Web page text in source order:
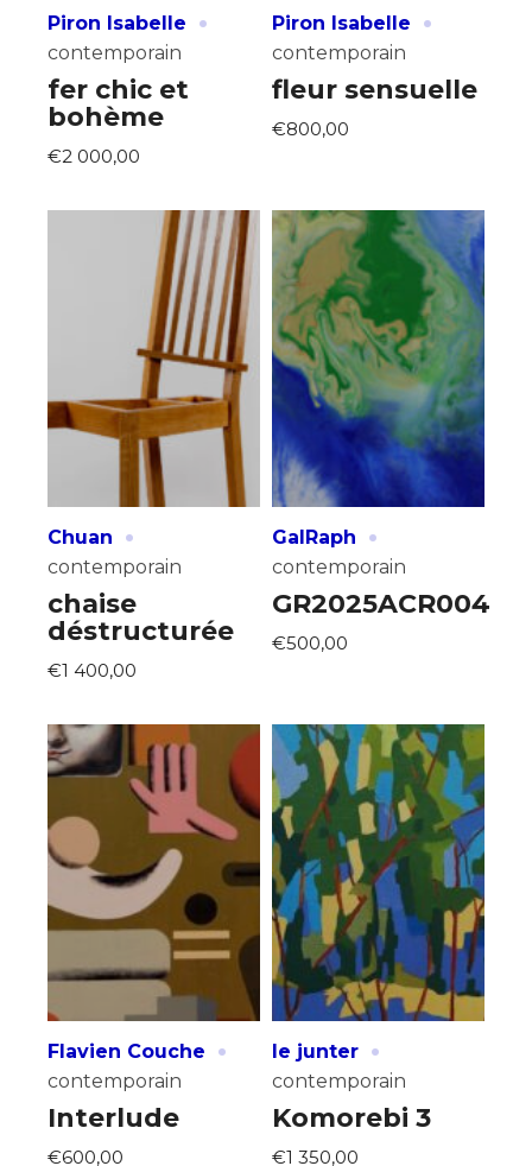
Piron Isabelle ·
contemporain
fer chic et
bohème
€2 000,00
Piron Isabelle ·
contemporain
fleur sensuelle
€800,00
Chuan ·
contemporain
chaise
déstructurée
€1 400,00
GalRaph ·
contemporain
GR2025ACR004
€500,00
Flavien Couche ·
contemporain
Interlude
€600,00
le junter ·
contemporain
Komorebi 3
€1 350,00